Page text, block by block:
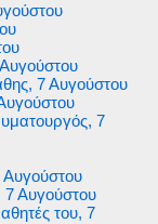
7 Αυγούστου
7
7 Αυγούστου
του, 7